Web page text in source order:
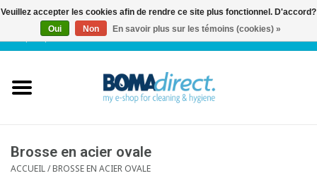
FR| 0 Articles
Service client
Brosse en acier ovale
ACCUEIL/BROSSE EN ACIER OVALE
Veuillez accepter les cookies afin de rendre ce site plus fonctionnel. D'accord?
Oui
Non En savoir plus sur les témoins (cookies) »